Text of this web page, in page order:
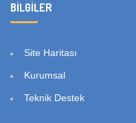
BILGILER
Site Haritası
Kurumsal
Teknik Destek